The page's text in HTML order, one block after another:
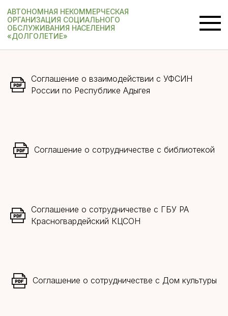
АВТОНОМНАЯ НЕКОММЕРЧЕСКАЯ
ОРГАНИЗАЦИЯ СОЦИАЛЬНОГО
ОБСЛУЖИВАНИЯ НАСЕЛЕНИЯ
«ДОЛГОЛЕТИЕ»
Соглашение о взаимодействии с УФСИН
России по Республике Адыгея
Соглашение о сотрудничестве с библиотекой
Соглашение о сотрудничестве с ГБУ РА
Красногвардейский КЦСОН
Соглашение о сотрудничестве с Дом культуры